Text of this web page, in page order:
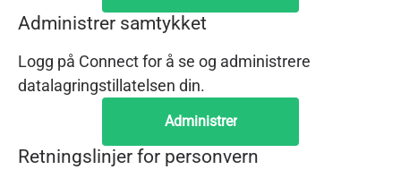
Administrer samtykket
Logg på Connect for å se og administrere
datalagringstillatelsen din.
Administrer
Retningslinjer for personvern